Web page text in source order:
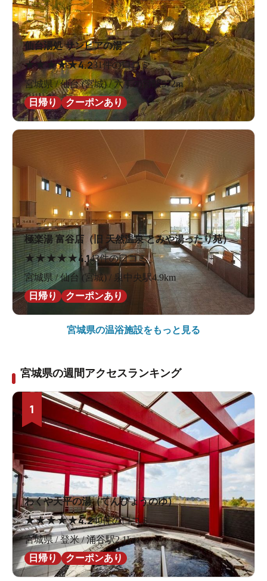
仙台湯処 サンピアの湯
★★★★★4.231件の口コミ
宮城県 / 仙台 (宮城) / 六丁の目駅572m
日帰り
クーポンあり
極楽湯 富谷店（旧 天然温泉 とみや湯ったり苑）
★★★★★4.143件の口コミ
宮城県 / 仙台 (宮城) / 泉中央駅4.9km
日帰り
クーポンあり
宮城県の温浴施設をもっと見る
宮城県の週間アクセスランキング
1
わくや天平の湯（てんぴょうのゆ）
★★★★★4.240件の口コミ
宮城県 / 登米 / 涌谷駅2.1km
日帰り
クーポンあり